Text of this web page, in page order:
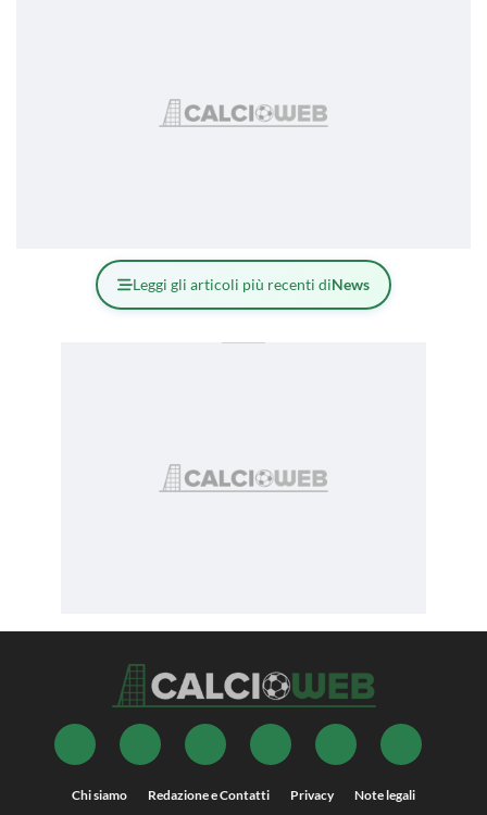
Leggi gli articoli più recenti diNews
Chi siamo Redazione e Contatti Privacy Note legali